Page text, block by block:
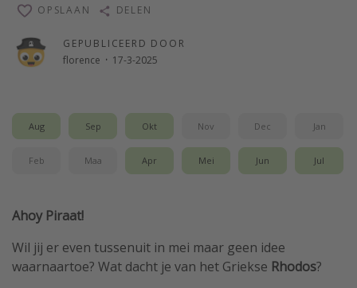
GEPUBLICEERD DOOR
florence · 17-3-2025
OPSLAAN DELEN
Aug Sep Okt Nov Dec Jan
Feb Maa Apr Mei Jun Jul
Ahoy Piraat!
Wil jij er even tussenuit in mei maar geen idee
waarnaartoe? Wat dacht je van het Griekse Rhodos?